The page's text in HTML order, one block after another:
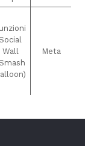
Wall
Meta